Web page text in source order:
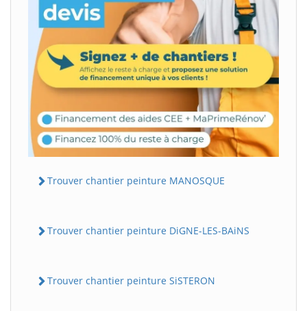
Trouver chantier peinture MANOSQUE
Trouver chantier peinture DiGNE-LES-BAiNS
Trouver chantier peinture SiSTERON